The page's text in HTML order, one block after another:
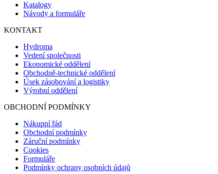
Katalogy
Návody a formuláře
KONTAKT
Hydroma
Vedení společnosti
Ekonomické oddělení
Obchodně-technické oddělení
Úsek zásobování a logistiky
Výrobní oddělení
OBCHODNÍ PODMÍNKY
Nákupní řád
Obchodní podmínky
Záruční podmínky
Cookies
Formuláře
Podmínky ochrany osobních údajů